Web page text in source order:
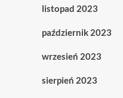
listopad 2023
październik 2023
wrzesień 2023
sierpień 2023